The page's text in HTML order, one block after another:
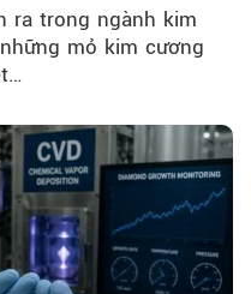
ra trong ngành kim
mỏ kim cương